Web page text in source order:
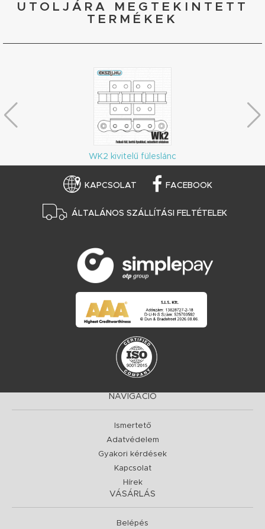
UTOLJÁRA MEGTEKINTETT
TERMÉKEK
WK2 kivitelű füleslánc
KAPCSOLAT FACEBOOK
ÁLTALÁNOS SZÁLLÍTÁSI FELTÉTELEK
NAVIGÁCIÓ
Ismertető
Adatvédelem
Gyakori kérdések
Kapcsolat
Hírek
VÁSÁRLÁS
Belépés